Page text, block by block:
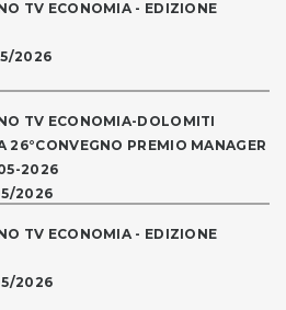
TV ECONOMIA - EDIZIONE
2026
TV ECONOMIA-DOLOMITI
26°CONVEGNO PREMIO MANAGER
2026
2026
TV ECONOMIA - EDIZIONE
2026